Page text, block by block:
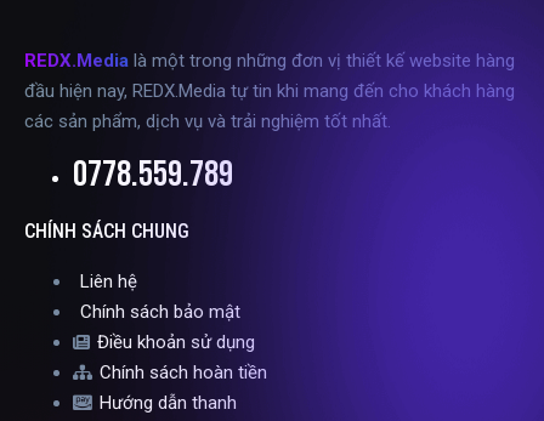
REDX.Media là một trong những đơn vị thiết kế website hàng
đầu hiện nay, REDX.Media tự tin khi mang đến cho khách hàng
các sản phẩm, dịch vụ và trải nghiệm tốt nhất.
0778.559.789
CHÍNH SÁCH CHUNG
Liên hệ
Chính sách bảo mật
Điều khoản sử dụng
Chính sách hoàn tiền
Hướng dẫn thanh